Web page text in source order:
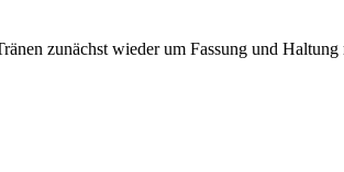
zunächst wieder um Fassung und